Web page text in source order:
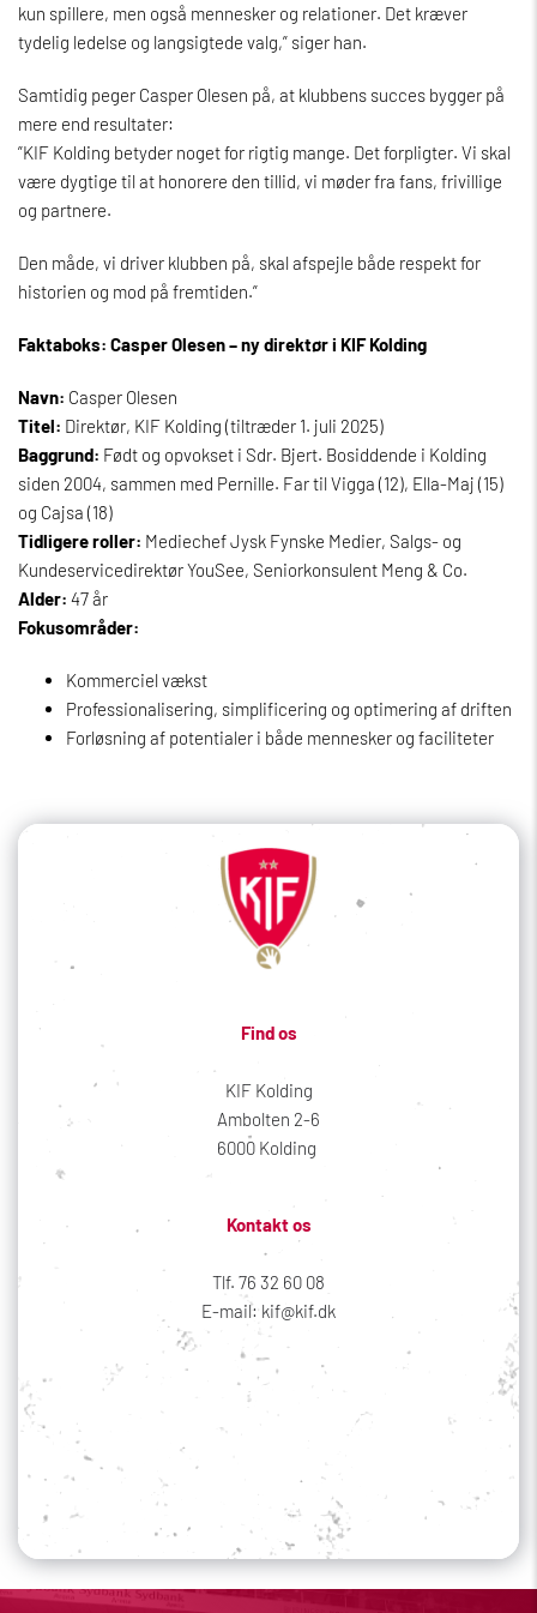
kun spillere, men også mennesker og relationer. Det kræver
tydelig ledelse og langsigtede valg,” siger han.
Samtidig peger Casper Olesen på, at klubbens succes bygger på
mere end resultater:
”KIF Kolding betyder noget for rigtig mange. Det forpligter. Vi skal
være dygtige til at honorere den tillid, vi møder fra fans, frivillige
og partnere.
Den måde, vi driver klubben på, skal afspejle både respekt for
historien og mod på fremtiden.”
Faktaboks: Casper Olesen – ny direktør i KIF Kolding
Navn: Casper Olesen
Titel: Direktør, KIF Kolding (tiltræder 1. juli 2025)
Baggrund: Født og opvokset i Sdr. Bjert. Bosiddende i Kolding
siden 2004, sammen med Pernille. Far til Vigga (12), Ella-Maj (15)
og Cajsa (18)
Tidligere roller: Mediechef Jysk Fynske Medier, Salgs- og
Kundeservicedirektør YouSee, Seniorkonsulent Meng & Co.
Alder: 47 år
Fokusområder:
Kommerciel vækst
Professionalisering, simplificering og optimering af driften
Forløsning af potentialer i både mennesker og faciliteter
Find os
KIF Kolding
Ambolten 2-6
6000 Kolding
Kontakt os
Tlf. 76 32 60 08
E-mail: kif@kif.dk
Sociale medier
Din profil